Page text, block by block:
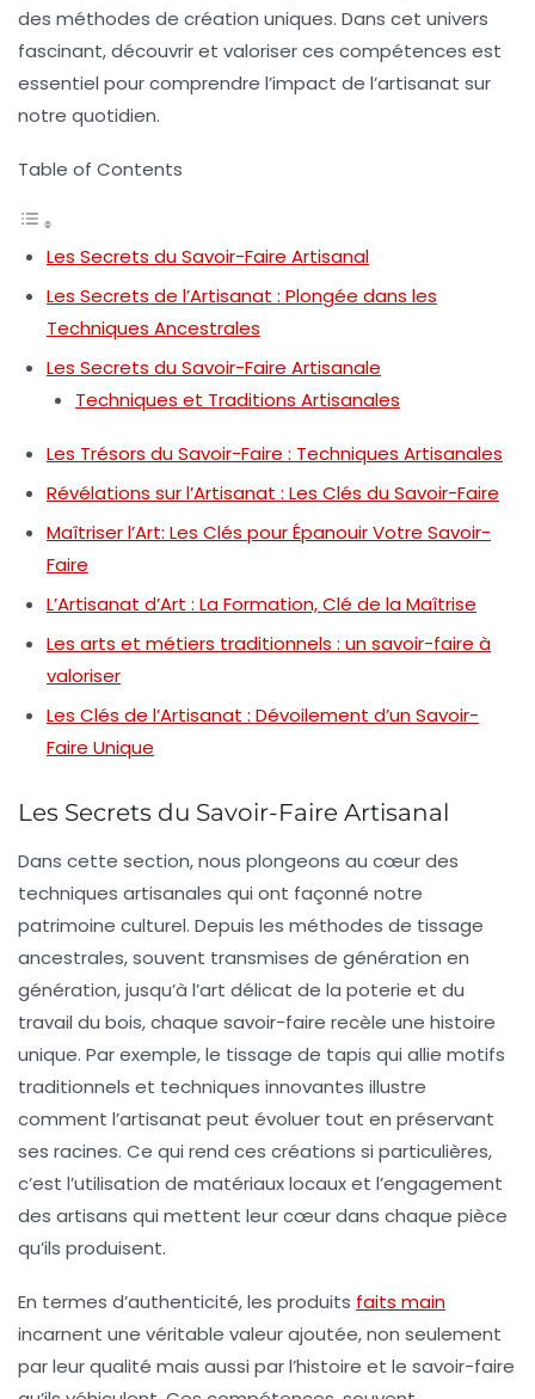
des méthodes de création uniques. Dans cet univers
fascinant, découvrir et valoriser ces compétences est
essentiel pour comprendre l’impact de l’artisanat sur
notre quotidien.
Table of Contents
Les Secrets du Savoir-Faire Artisanal
Les Secrets de l’Artisanat : Plongée dans les
Techniques Ancestrales
Les Secrets du Savoir-Faire Artisanale
Techniques et Traditions Artisanales
Les Trésors du Savoir-Faire : Techniques Artisanales
Révélations sur l’Artisanat : Les Clés du Savoir-Faire
Maîtriser l’Art: Les Clés pour Épanouir Votre Savoir-
Faire
L’Artisanat d’Art : La Formation, Clé de la Maîtrise
Les arts et métiers traditionnels : un savoir-faire à
valoriser
Les Clés de l’Artisanat : Dévoilement d’un Savoir-
Faire Unique
Les Secrets du Savoir-Faire Artisanal
Dans cette section, nous plongeons au cœur des
techniques artisanales qui ont façonné notre
patrimoine culturel. Depuis les méthodes de tissage
ancestrales, souvent transmises de génération en
génération, jusqu’à l’art délicat de la poterie et du
travail du bois, chaque savoir-faire recèle une histoire
unique. Par exemple, le tissage de tapis qui allie motifs
traditionnels et techniques innovantes illustre
comment l’artisanat peut évoluer tout en préservant
ses racines. Ce qui rend ces créations si particulières,
c’est l’utilisation de matériaux locauxet l’engagement
des artisans qui mettent leur cœur dans chaque pièce
qu’ils produisent.
En termes d’authenticité, les produits faits main
incarnent une véritable valeur ajoutée, non seulement
par leur qualité mais aussi par l’histoire et le savoir-faire